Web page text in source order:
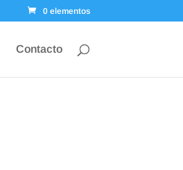
0 elementos
Contacto